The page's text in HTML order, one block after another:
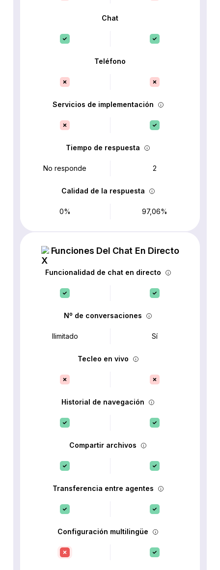
Chat
Teléfono
Servicios de implementación
Tiempo de respuesta
No responde 2
Calidad de la respuesta
0% 97,06%
Funciones Del Chat En Directo
Funcionalidad de chat en directo
Nº de conversaciones
Ilimitado Sí
Tecleo en vivo
Historial de navegación
Compartir archivos
Transferencia entre agentes
Configuración multilingüe